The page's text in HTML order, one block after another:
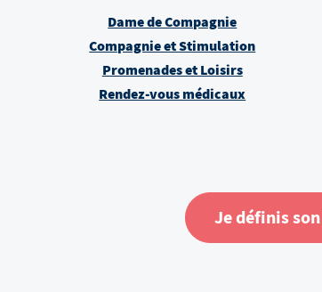
Dame de Compagnie
Compagnie et Stimulation
Promenades et Loisirs
Rendez-vous médicaux
Je définis